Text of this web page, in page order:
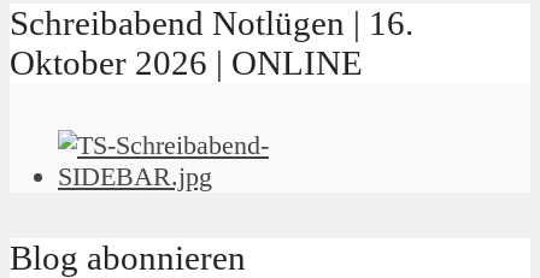
Schreibabend Notlügen | 16.
Oktober 2026 | ONLINE
Blog abonnieren